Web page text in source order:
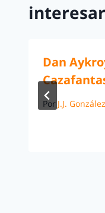
Dan
Por J.J.